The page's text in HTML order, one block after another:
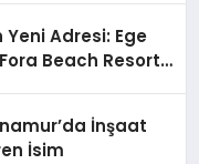
Yeni Adresi: Ege
Beach Resort
İnşaat
İsim